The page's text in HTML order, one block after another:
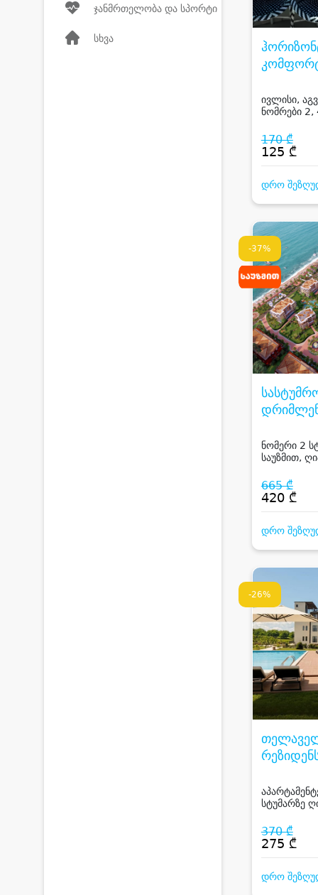
ჯანმრთელობა და სპორტი
სხვა
BATUMI
ივლისი,
ნომრები 2,
ზღვის ხედით
170 ₾
125 ₾
დრო
-37%
HOTEL
ნომერი 2
საუზმით,
სასტუმროში
665 ₾
420 ₾
დრო
-26%
სტუმარზე
სპორტული
კახეთში
370 ₾
275 ₾
დრო